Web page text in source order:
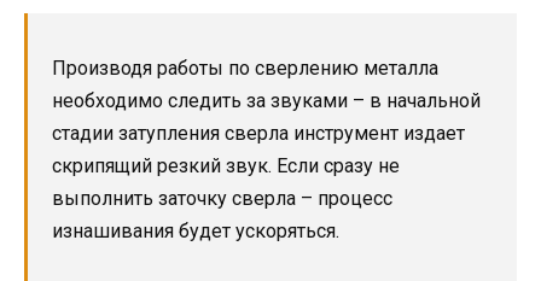
Производя работы по сверлению металла
необходимо следить за звуками – в начальной
стадии затупления сверла инструмент издает
скрипящий резкий звук. Если сразу не
выполнить заточку сверла – процесс
изнашивания будет ускоряться.